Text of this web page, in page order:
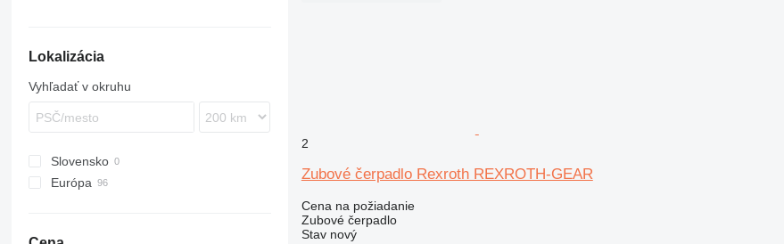
PR
L-series
Lokalizácia
Vyhľadať v okruhu
Slovensko
Európa
2
Zubové čerpadlo Rexroth REXROTH-GEAR
Cena na požiadanie
Zubové čerpadlo
Stavnový